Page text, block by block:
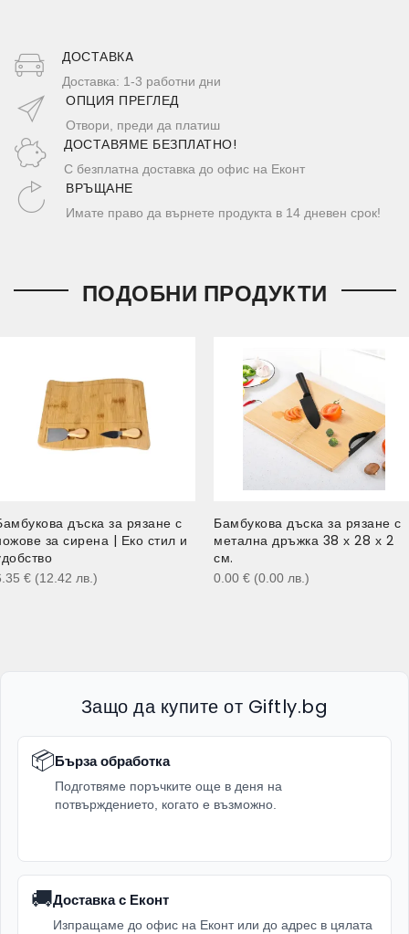
ДОСТАВКA
Доставка: 1-3 работни дни
ОПЦИЯ ПРЕГЛЕД
Отвори, преди да платиш
ДОСТАВЯМЕ БЕЗПЛАТНО!
С безплатна доставка до офис на Еконт
ВРЪЩАНЕ
Имате право да върнете продукта в 14 дневен срок!
ПОДОБНИ ПРОДУКТИ
дъска за рязане с
за сирена | Еко стил и
€ (12.42 лв. )
Бамбукова дъска за рязане с
метална дръжка 38 х 28 х 2
см.
0.00 € (0.00 лв. )
Защо да купите от Giftly.bg
📦Бърза обработка
Подготвяме поръчките още в деня на
потвърждението, когато е възможно.
🚚Доставка с Еконт
Изпращаме до офис на Еконт или до адрес в цялата